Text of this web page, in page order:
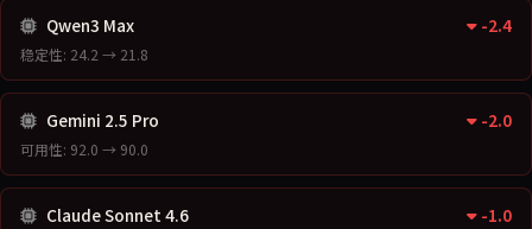
Qwen3 Max -2.4
稳定性: 24.2 → 21.8
Gemini 2.5 Pro -2.0
可用性: 92.0 → 90.0
Claude Sonnet 4.6 -1.0